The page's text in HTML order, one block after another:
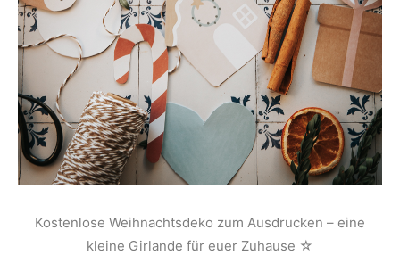
Kostenlose Weihnachtsdeko zum Ausdrucken – eine
kleine Girlande für euer Zuhause ☆